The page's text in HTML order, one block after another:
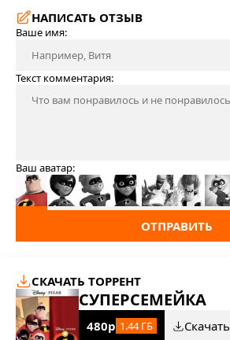
НАПИСАТЬ ОТЗЫВ
Ваше имя:
Текст комментария:
Ваш аватар:
ОТПРАВИТЬ
СКАЧАТЬ ТОРРЕНТ
СУПЕРСЕМЕЙКА
480p 1.44 ГБ Скачать